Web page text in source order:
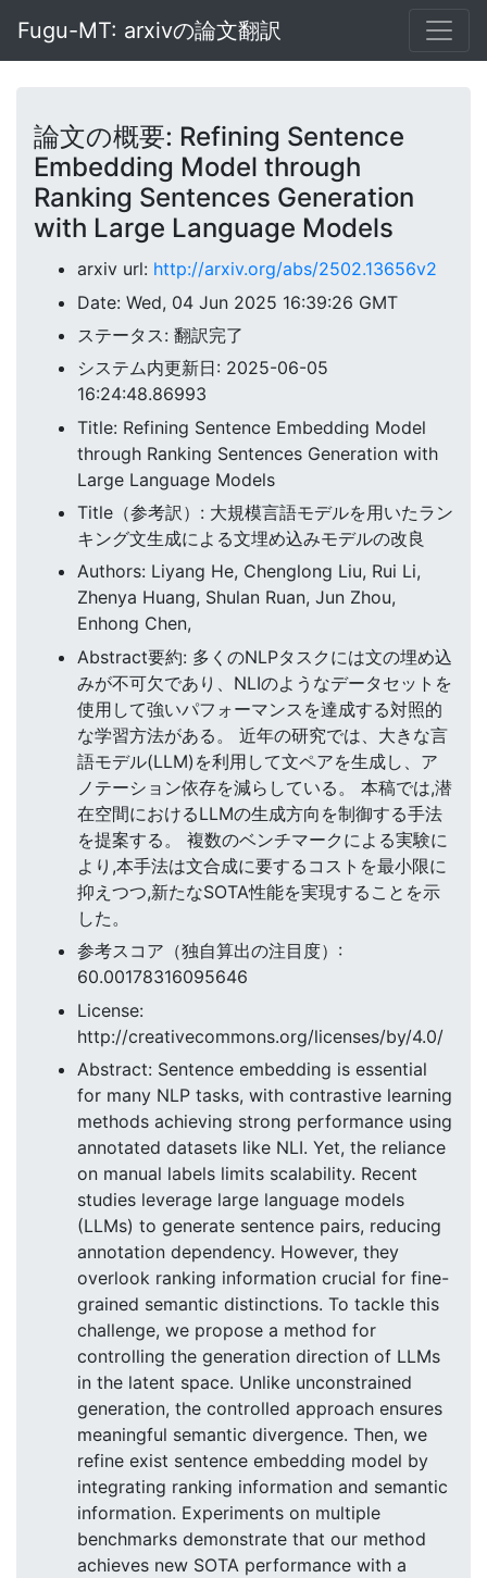
Fugu-MT: arxivの論文翻訳
論文の概要: Refining Sentence
Embedding Model through
Ranking Sentences Generation
with Large Language Models
arxiv url: http://arxiv.org/abs/2502.13656v2
Date: Wed, 04 Jun 2025 16:39:26 GMT
ステータス: 翻訳完了
システム内更新日: 2025-06-05
16:24:48.86993
Title: Refining Sentence Embedding Model
through Ranking Sentences Generation with
Large Language Models
Title（参考訳）: 大規模言語モデルを用いたラン
キング文生成による文埋め込みモデルの改良
Authors: Liyang He, Chenglong Liu, Rui Li,
Zhenya Huang, Shulan Ruan, Jun Zhou,
Enhong Chen,
Abstract要約: 多くのNLPタスクには文の埋め込
みが不可欠であり、NLIのようなデータセットを
使用して強いパフォーマンスを達成する対照的
な学習方法がある。 近年の研究では、大きな言
語モデル(LLM)を利用して文ペアを生成し、ア
ノテーション依存を減らしている。 本稿では,潜
在空間におけるLLMの生成方向を制御する手法
を提案する。 複数のベンチマークによる実験に
より,本手法は文合成に要するコストを最小限に
抑えつつ,新たなSOTA性能を実現することを示
した。
参考スコア（独自算出の注目度）:
60.00178316095646
License:
http://creativecommons.org/licenses/by/4.0/
Abstract: Sentence embedding is essential
for many NLP tasks, with contrastive learning
methods achieving strong performance using
annotated datasets like NLI. Yet, the reliance
on manual labels limits scalability. Recent
studies leverage large language models
(LLMs) to generate sentence pairs, reducing
annotation dependency. However, they
overlook ranking information crucial for fine-
grained semantic distinctions. To tackle this
challenge, we propose a method for
controlling the generation direction of LLMs
in the latent space. Unlike unconstrained
generation, the controlled approach ensures
meaningful semantic divergence. Then, we
refine exist sentence embedding model by
integrating ranking information and semantic
information. Experiments on multiple
benchmarks demonstrate that our method
achieves new SOTA performance with a